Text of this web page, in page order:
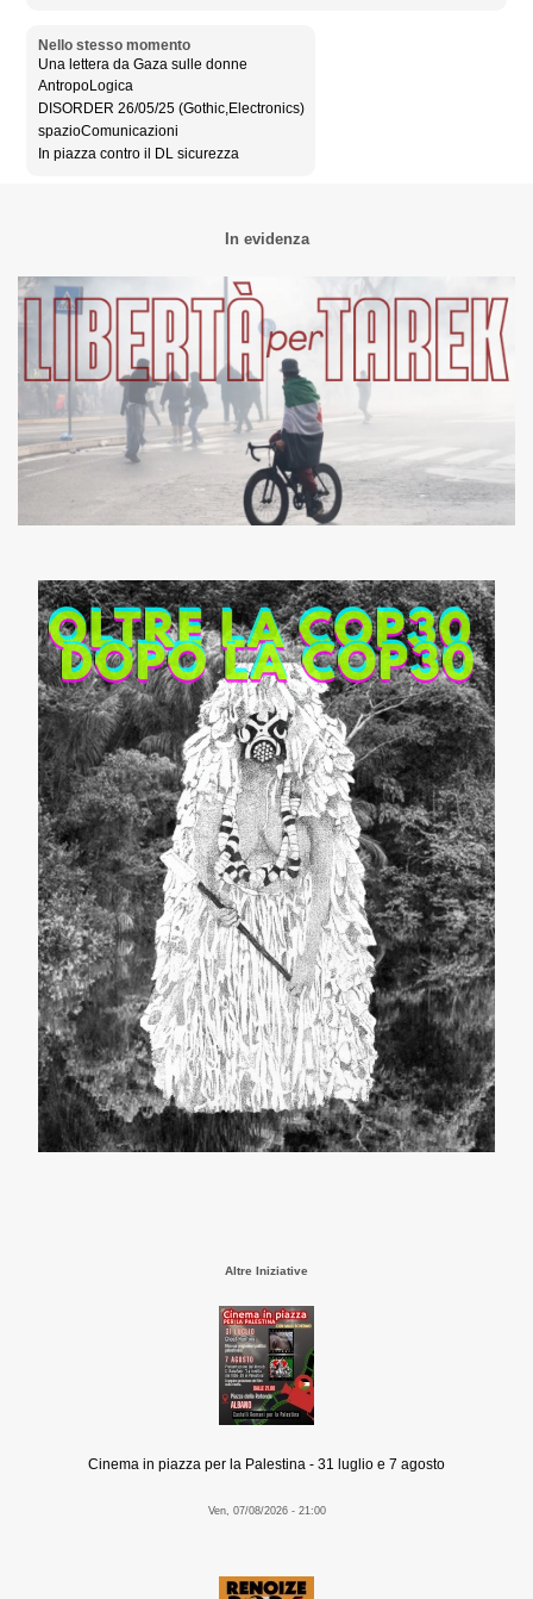
Nello stesso momento
Una lettera da Gaza sulle donne
AntropoLogica
DISORDER 26/05/25 (Gothic,Electronics)
spazioComunicazioni
In piazza contro il DL sicurezza
In evidenza
Altre Iniziative
Cinema in piazza per la Palestina - 31 luglio e 7 agosto
Ven, 07/08/2026 - 21:00